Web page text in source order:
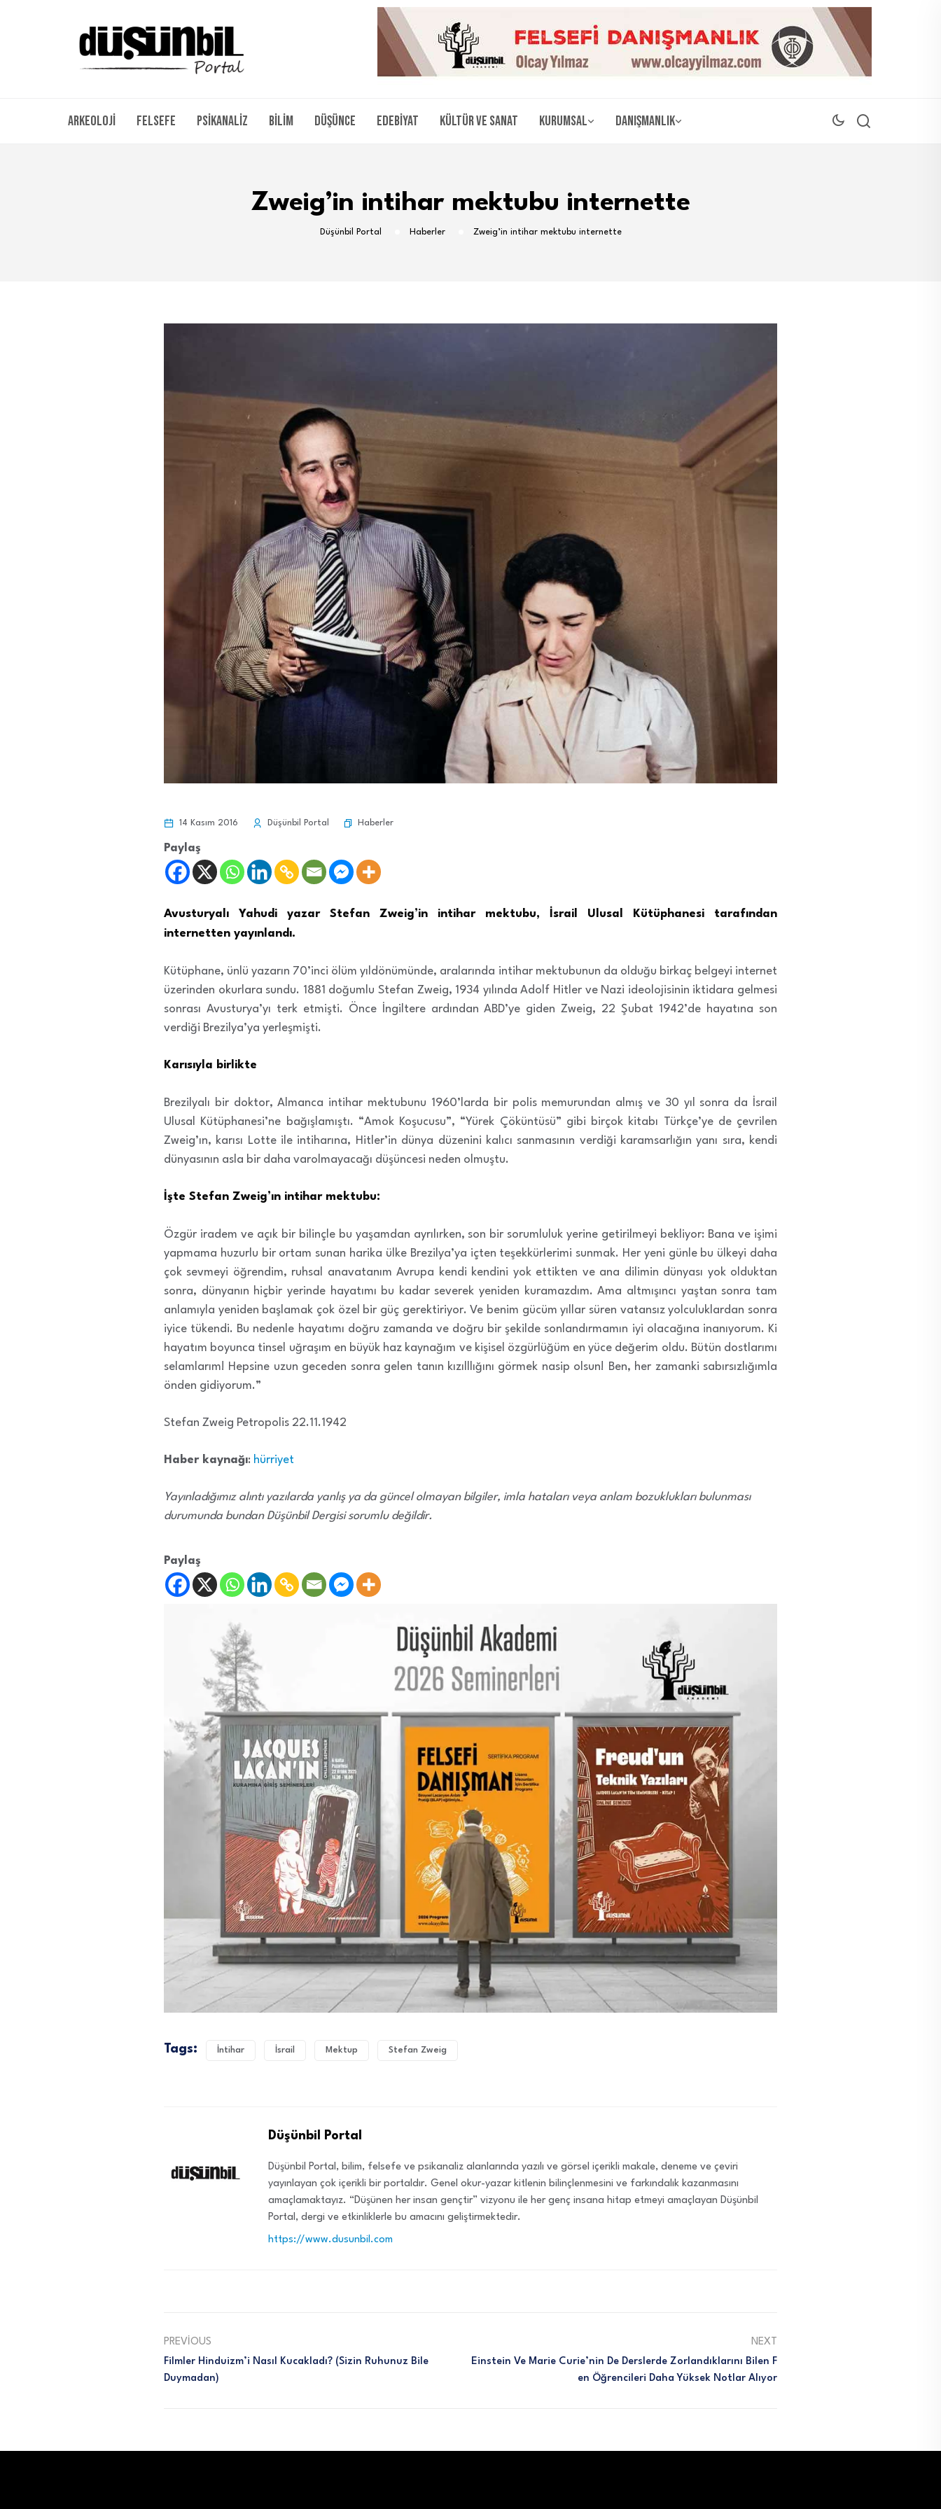
Arkeoloji Felsefe Psikanaliz Bilim Düşünce Edebiyat Kültür ve Sanat Kurumsal Danışmanlık
Zweig’in intihar mektubu internette
Düşünbil Portal Haberler Zweig’in intihar mektubu internette
14 Kasım 2016 Düşünbil Portal Haberler
Paylaş
Avusturyalı Yahudi yazar Stefan Zweig’in intihar mektubu, İsrail Ulusal Kütüphanesi tarafından
internetten yayınlandı.
Kütüphane, ünlü yazarın 70’inci ölüm yıldönümünde, aralarında intihar mektubunun da olduğu birkaç belgeyi internet
üzerinden okurlara sundu. 1881 doğumlu Stefan Zweig, 1934 yılında Adolf Hitler ve Nazi ideolojisinin iktidara gelmesi
sonrası Avusturya’yı terk etmişti. Önce İngiltere ardından ABD’ye giden Zweig, 22 Şubat 1942’de hayatına son
verdiği Brezilya’ya yerleşmişti.
Karısıyla birlikte
Brezilyalı bir doktor, Almanca intihar mektubunu 1960’larda bir polis memurundan almış ve 30 yıl sonra da İsrail
Ulusal Kütüphanesi’ne bağışlamıştı. “Amok Koşucusu”, “Yürek Çöküntüsü” gibi birçok kitabı Türkçe’ye de çevrilen
Zweig’ın, karısı Lotte ile intiharına, Hitler’in dünya düzenini kalıcı sanmasının verdiği karamsarlığın yanı sıra, kendi
dünyasının asla bir daha varolmayacağı düşüncesi neden olmuştu.
İşte Stefan Zweig’ın intihar mektubu:
Özgür iradem ve açık bir bilinçle bu yaşamdan ayrılırken, son bir sorumluluk yerine getirilmeyi bekliyor: Bana ve işimi
yapmama huzurlu bir ortam sunan harika ülke Brezilya’ya içten teşekkürlerimi sunmak. Her yeni günle bu ülkeyi daha
çok sevmeyi öğrendim, ruhsal anavatanım Avrupa kendi kendini yok ettikten ve ana dilimin dünyası yok olduktan
sonra, dünyanın hiçbir yerinde hayatımı bu kadar severek yeniden kuramazdım. Ama altmışıncı yaştan sonra tam
anlamıyla yeniden başlamak çok özel bir güç gerektiriyor. Ve benim gücüm yıllar süren vatansız yolculuklardan sonra
iyice tükendi. Bu nedenle hayatımı doğru zamanda ve doğru bir şekilde sonlandırmamın iyi olacağına inanıyorum. Ki
hayatım boyunca tinsel uğraşım en büyük haz kaynağım ve kişisel özgürlüğüm en yüce değerim oldu. Bütün dostlarımı
selamlarım! Hepsine uzun geceden sonra gelen tanın kızılllığını görmek nasip olsun! Ben, her zamanki sabırsızlığımla
önden gidiyorum.”
Stefan Zweig Petropolis 22.11.1942
Haber kaynağı: hürriyet
Yayınladığımız alıntı yazılarda yanlış ya da güncel olmayan bilgiler, imla hataları veya anlam bozuklukları bulunması
durumunda bundan Düşünbil Dergisi sorumlu değildir.
Paylaş
Tags: İntihar İsrail Mektup Stefan Zweig
Düşünbil Portal
Düşünbil Portal, bilim, felsefe ve psikanaliz alanlarında yazılı ve görsel içerikli makale, deneme ve çeviri
yayınlayan çok içerikli bir portaldır. Genel okur-yazar kitlenin bilinçlenmesini ve farkındalık kazanmasını
amaçlamaktayız. “Düşünen her insan gençtir” vizyonu ile her genç insana hitap etmeyi amaçlayan Düşünbil
Portal, dergi ve etkinliklerle bu amacını geliştirmektedir.
https://www.dusunbil.com
PREVIOUS
Filmler Hinduizm’i Nasıl Kucakladı? (sizin Ruhunuz Bile
Duymadan)
NEXT
Einstein Ve Marie Curie’nin De Derslerde Zorlandıklarını Bilen F
En Öğrencileri Daha Yüksek Notlar Alıyor